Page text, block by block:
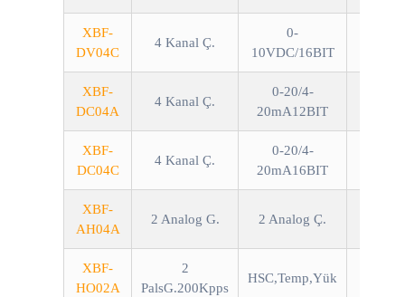
XBF-
DV04C
4 Kanal Ç.
0-
10VDC/16BIT
XBF-
DC04A
4 Kanal Ç.
0-20/4-
20mA12BIT
XBF-
DC04C
4 Kanal Ç.
0-20/4-
20mA16BIT
XBF-
AH04A
2 Analog G. 2 Analog Ç.
XBF-
HO02A
2
PalsG.200Kpps
HSC,Temp,Yük